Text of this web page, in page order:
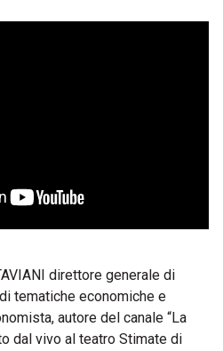
direttore generale di
tematiche economiche e
autore del canale “La
dal vivo al teatro Stimate di